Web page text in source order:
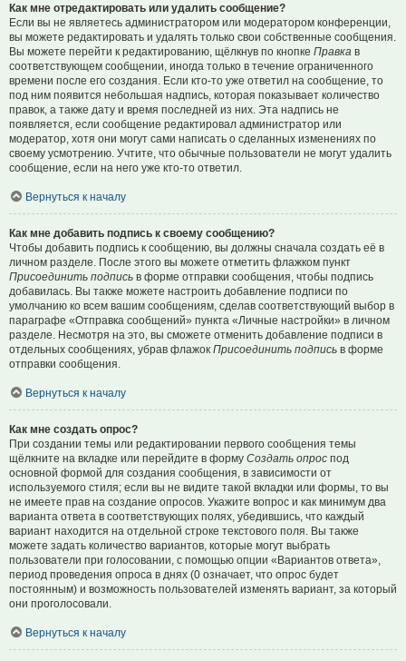
Как мне отредактировать или удалить сообщение?
Если вы не являетесь администратором или модератором конференции,
вы можете редактировать и удалять только свои собственные сообщения.
Вы можете перейти к редактированию, щёлкнув по кнопке Правка в
соответствующем сообщении, иногда только в течение ограниченного
времени после его создания. Если кто-то уже ответил на сообщение, то
под ним появится небольшая надпись, которая показывает количество
правок, а также дату и время последней из них. Эта надпись не
появляется, если сообщение редактировал администратор или
модератор, хотя они могут сами написать о сделанных изменениях по
своему усмотрению. Учтите, что обычные пользователи не могут удалить
сообщение, если на него уже кто-то ответил.
Вернуться к началу
Как мне добавить подпись к своему сообщению?
Чтобы добавить подпись к сообщению, вы должны сначала создать её в
личном разделе. После этого вы можете отметить флажком пункт
Присоединить подпись в форме отправки сообщения, чтобы подпись
добавилась. Вы также можете настроить добавление подписи по
умолчанию ко всем вашим сообщениям, сделав соответствующий выбор в
параграфе «Отправка сообщений» пункта «Личные настройки» в личном
разделе. Несмотря на это, вы сможете отменить добавление подписи в
отдельных сообщениях, убрав флажок Присоединить подпись в форме
отправки сообщения.
Вернуться к началу
Как мне создать опрос?
При создании темы или редактировании первого сообщения темы
щёлкните на вкладке или перейдите в форму Создать опрос под
основной формой для создания сообщения, в зависимости от
используемого стиля; если вы не видите такой вкладки или формы, то вы
не имеете прав на создание опросов. Укажите вопрос и как минимум два
варианта ответа в соответствующих полях, убедившись, что каждый
вариант находится на отдельной строке текстового поля. Вы также
можете задать количество вариантов, которые могут выбрать
пользователи при голосовании, с помощью опции «Вариантов ответа»,
период проведения опроса в днях (0 означает, что опрос будет
постоянным) и возможность пользователей изменять вариант, за который
они проголосовали.
Вернуться к началу